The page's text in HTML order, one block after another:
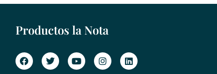
Productos la Nota